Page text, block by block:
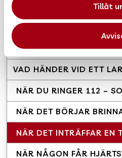
Tillåt
PSYKOLOGISKT OCH
OMHÄNDERTAGANDE
VIKTIGT MEDDELANDE
(VMA)
VAD HÄNDER VID ETT
NÄR DU RINGER 112 –
NÄR DET BÖRJAR
NÄR DET INTRÄFFAR EN
NÄR NÅGON FÅR